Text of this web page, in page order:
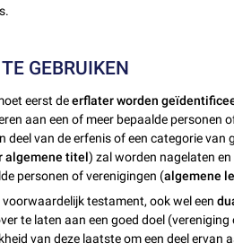
GEBRUIKEN
eerst deerflater worden
aan een of meer bepaalde personen
deel van de erfenis of een categorie
algemene titel) zal worden nagelaten
personen of verenigingen (algemene
voorwaardelijk testament, ook wel een
te laten aan een goed doel
van deze laatste om een deel ervan